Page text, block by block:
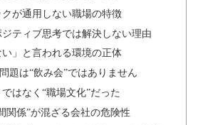
が通用しない職場の特徴
ティブ思考では解決しない理由
い」と言われる環境の正体
題は“飲み会”ではありません
はなく“職場文化”だった
関係”が混ざる会社の危険性